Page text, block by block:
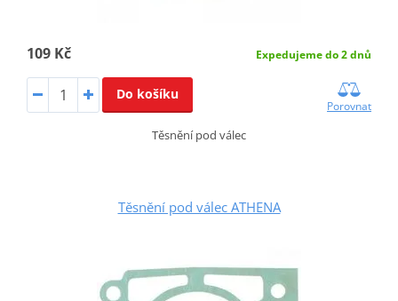
109 Kč Expedujeme do 2 dnů
Do košíku
Porovnat
Těsnění pod válec
Těsnění pod válec ATHENA